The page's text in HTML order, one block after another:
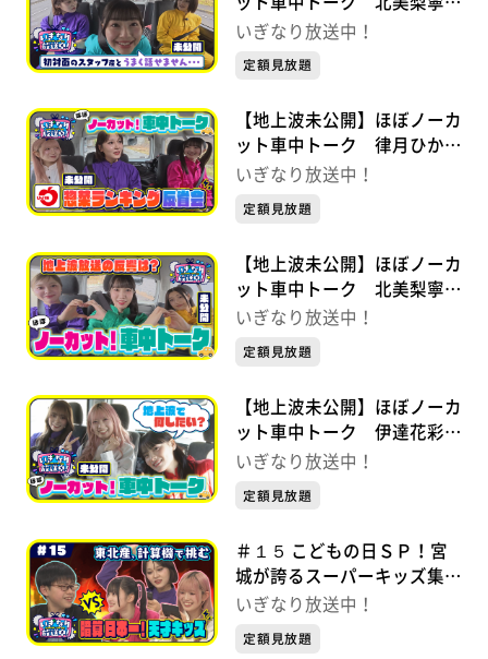
藤谷美海×安杜羽加「初対面
いぎなり放送中！
定額見放題
【地上波未公開】ほぼノーカ
ット車中トーク 律月ひかる
×北美梨寧×橘花怜「惣菜ラ
放送中！
いぎなり放送中！
定額見放題
【地上波未公開】ほぼノーカ
ット車中トーク 北美梨寧×
吉瀬真珠×安杜羽加「地上波
いぎなり放送中！
定額見放題
【地上波未公開】ほぼノーカ
ット車中トーク 伊達花彩×
律月ひかる×北美梨寧「地上
放送中！
いぎなり放送中！
定額見放題
＃１５ こどもの日ＳＰ！宮
城が誇るスーパーキッズ集結
いぎなり放送中！【未公開シ
いぎなり放送中！
定額見放題